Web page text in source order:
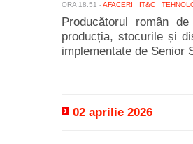
ORA 18.51 -AFACERI IT&C
Producătorul român
producția, stocurile și
implementate de Senior
02 aprilie 2026